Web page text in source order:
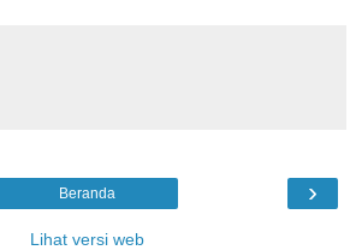
›
Beranda
Lihat versi web